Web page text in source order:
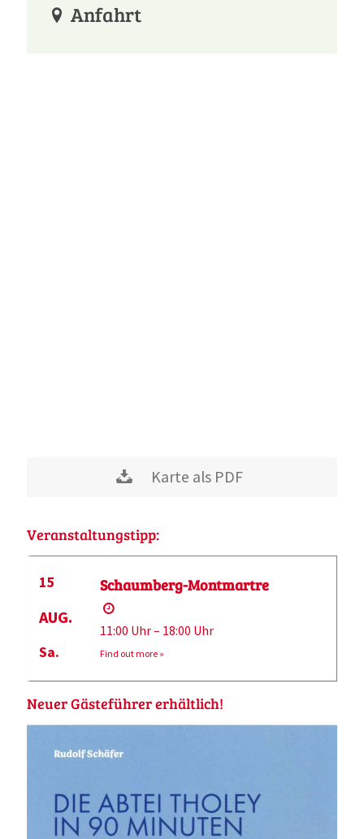
Anfahrt
Karte als PDF
Veranstaltungstipp:
15
AUG.
Sa.
Schaumberg-Montmartre
11:00 Uhr – 18:00 Uhr
Find out more »
Neuer Gästeführer erhältlich!